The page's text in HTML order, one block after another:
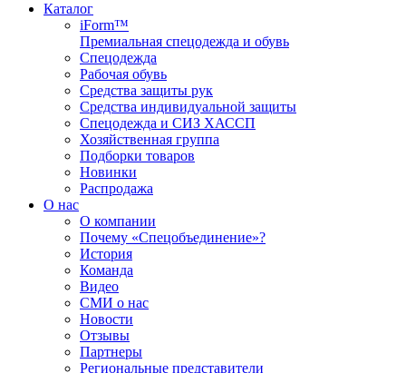
Каталог
iForm™
Премиальная спецодежда и обувь
Спецодежда
Рабочая обувь
Средства защиты рук
Средства индивидуальной защиты
Спецодежда и СИЗ ХАССП
Хозяйственная группа
Подборки товаров
Новинки
Распродажа
О нас
О компании
Почему «Спецобъединение»?
История
Команда
Видео
СМИ о нас
Новости
Отзывы
Партнеры
Региональные представители